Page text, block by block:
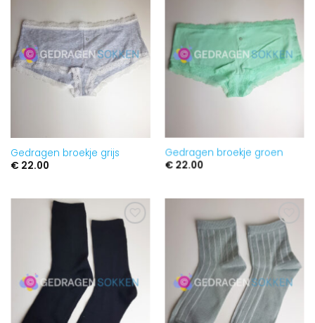
verlanglijst
toevoegen
Gedragen broekje grijs
€22.00
toevoegen
Gedragen broekje groen
€22.00
Aan
verlanglijst
toevoegen
Aan
verlanglijst
toevoegen